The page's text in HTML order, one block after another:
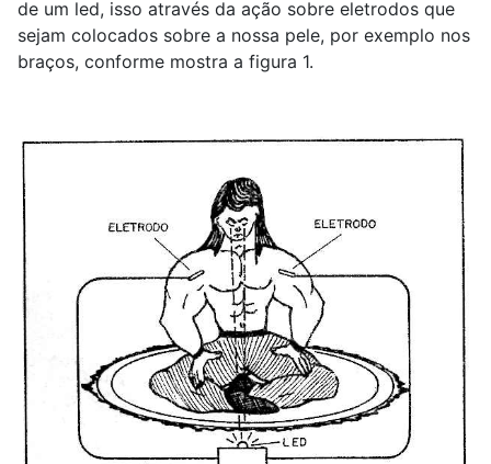
de um led, isso através da ação sobre eletrodos que
sejam colocados sobre a nossa pele, por exemplo nos
braços, conforme mostra a figura 1.